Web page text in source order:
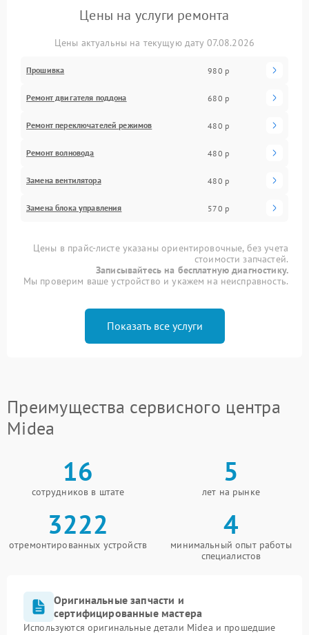
Цены на услуги ремонта
Цены актуальны на текущую дату 07.08.2026
Прошивка 980 р
Ремонт двигателя поддона 680 р
Ремонт переключателей режимов 480 р
Ремонт волновода 480 р
Замена вентилятора 480 р
Замена блока управления 570 р
Цены в прайс-листе указаны ориентировочные, без учета
стоимости запчастей.
Записывайтесь на бесплатную диагностику.
Мы проверим ваше устройство и укажем на неисправность.
Показать все услуги
Преимущества сервисного центра
Midea
16
сотрудников в штате
5
лет на рынке
3222
отремонтированных устройств
4
минимальный опыт работы
специалистов
Оригинальные запчасти и
сертифицированные мастера
Используются оригинальные детали Midea и прошедшие